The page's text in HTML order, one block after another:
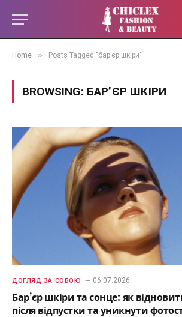
Home » Posts Tagged "бар’єр шкіри"
BROWSING: БАР’ЄР ШКІРИ
ДОГЛЯД ЗА СОБОЮ 06.07.2026
Бар’єр шкіри та сонце: як
після відпустки та уникнути